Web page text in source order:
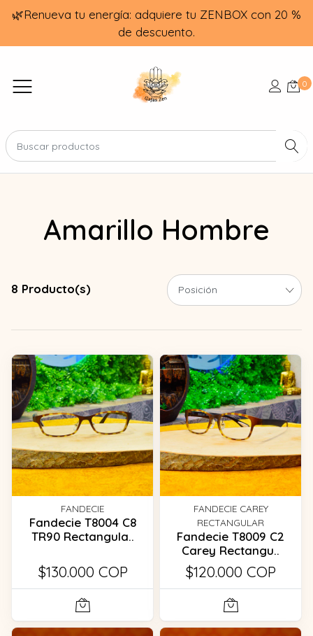
🌿Renueva tu energía: adquiere tu ZENBOX con 20 %
de descuento.
0
Amarillo Hombre
8 Producto(s)
FANDECIE
Fandecie T8004 C8
TR90 Rectangula..
$130.000 COP
FANDECIE CAREY
RECTANGULAR
Fandecie T8009 C2
Carey Rectangu..
$120.000 COP